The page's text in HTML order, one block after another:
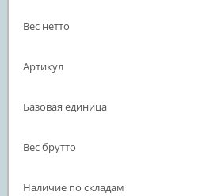
Вес нетто
Артикул
Базовая единица
Вес брутто
Наличие по складам